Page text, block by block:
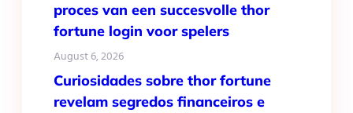
proces van een succesvolle thor
fortune login voor spelers
August 6, 2026
Curiosidades sobre thor fortune
revelam segredos financeiros e